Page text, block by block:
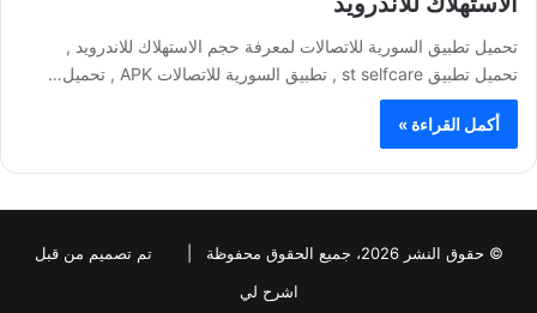
تحميل تطبيق السورية للاتصالات لمعرفة حجم الاستهلاك للاندرويد ,
تحميل تطبيق st selfcare , تطبيق السورية للاتصالات APK , تحميل…
أكمل القراءة »
© حقوق النشر 2026، جميع الحقوق محفوظة |
تم تصميم من قبل
اشرح لي